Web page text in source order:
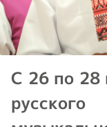
С 26 по 28